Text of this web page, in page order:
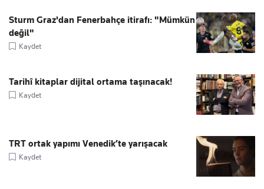
Sturm Graz'dan Fenerbahçe itirafı: "Mümkün
değil"
Kaydet
Tarihî kitaplar dijital ortama taşınacak!
Kaydet
TRT ortak yapımı Venedik’te yarışacak
Kaydet